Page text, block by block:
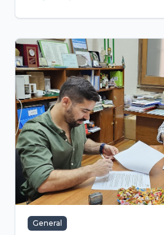
General